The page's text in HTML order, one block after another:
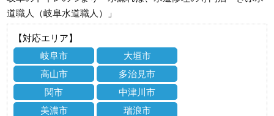
道職人（岐阜水道職人）」
【対応エリア】
岐阜市
大垣市
高山市
多治見市
関市
中津川市
美濃市
瑞浪市